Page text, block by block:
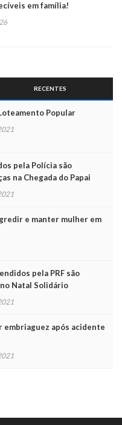
em família!
RECENTES
Popular
pela Polícia são
na Chegada do Papai
e manter mulher em
pela PRF são
Natal Solidário
após acidente